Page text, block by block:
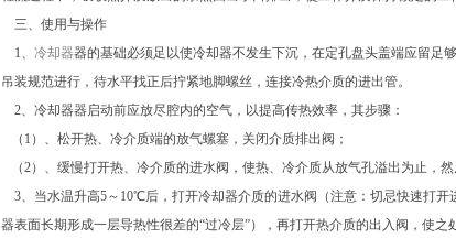
三、使用与操作
1、 冷却器器的基础必须足以使冷却器不发生下沉，在定孔盘头盖端应留足
吊装规范进行，待水平找正后拧紧地脚螺丝，连接冷热介质的进出管。
2、冷却器器启动前应放尽腔内的空气，以提高传热效率，其步骤：
（1）、松开热、冷介质端的放气螺塞，关闭介质排出阀；
（2）、缓慢打开热、冷介质的进水阀，使热、冷介质从放气孔溢出为止，然
3、当水温升高5～10℃后，打开冷却器介质的进水阀（注意：切忌快速打
器表面长期形成一层导热性很差的“过冷层”），再打开热介质的出入阀，使